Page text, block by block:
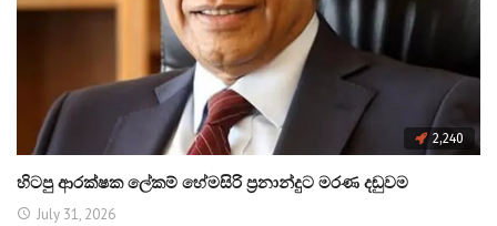
2,240
හිටපු ආරක්ෂක ලේකම් හේමසිරි ප්‍රනාන්දුට මරණ දඬුවම
July 31, 2026